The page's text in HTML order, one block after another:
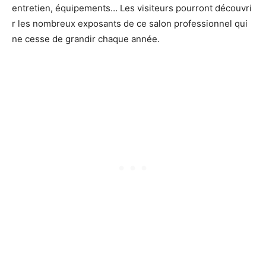
entretien, équipements… Les visiteurs pourront découvri
r les nombreux exposants de ce salon professionnel qui
ne cesse de grandir chaque année.